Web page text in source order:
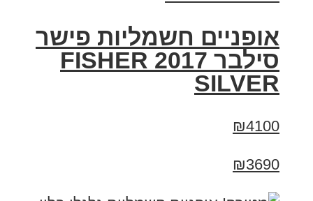
אופניים חשמליות פישר
סילבר 2017 FISHER
SILVER
₪4100
₪3690